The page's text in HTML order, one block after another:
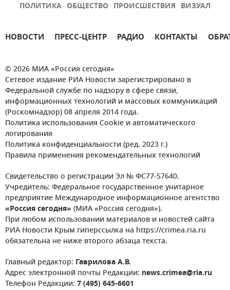
ПОЛИТИКА ОБЩЕСТВО ПРОИСШЕСТВИЯ ВИЗУАЛ
НОВОСТИ ПРЕСС-ЦЕНТР РАДИО КОНТАКТЫ
© 2026 МИА «Россия сегодня»
Сетевое издание РИА Новости зарегистрировано в
Федеральной службе по надзору в сфере связи,
информационных технологий и массовых коммуникаций
(Роскомнадзор) 08 апреля 2014 года.
Политика использования Cookie и автоматического
логирования
Политика конфиденциальности (ред. 2023 г.)
Правила применения рекомендательных технологий
Свидетельство о регистрации Эл № ФС77-57640.
Учредитель: Федеральное государственное унитарное
предприятие Международное информационное агентство
«Россия сегодня» (МИА «Россия сегодня»).
При любом использовании материалов и новостей сайта
РИА Новости Крым гиперссылка на https://crimea.ria.ru
обязательна не ниже второго абзаца текста.
Главный редактор: Гаврилова А.В.
Адрес электронной почты Редакции: news.crimea@ria.ru
Телефон Редакции: 7 (495) 645-6601